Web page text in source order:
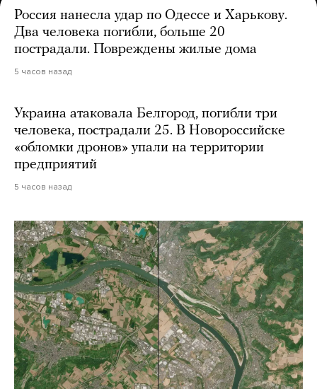
Россия нанесла удар по Одессе и Харькову.
Два человека погибли, больше 20
пострадали. Повреждены жилые дома
5 часов назад
Украина атаковала Белгород, погибли три
человека, пострадали 25. В Новороссийске
«обломки дронов» упали на территории
предприятий
5 часов назад